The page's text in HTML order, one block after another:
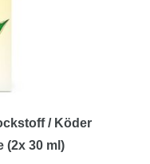
/ Köder
(2x 30 ml)